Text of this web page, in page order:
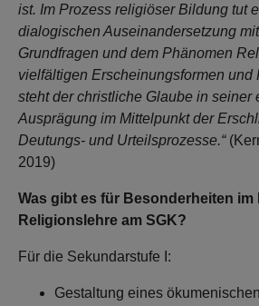
ist. Im Prozess religiöser Bildung tut
dialogischen Auseinandersetzung
Grundfragen und dem Phänomen
vielfältigen Erscheinungsformen und
steht der christliche Glaube in seiner
Ausprägung im Mittelpunkt der
Deutungs- und Urteilsprozesse.“
2019)
Was gibt es für Besonderheiten im
Religionslehre am SGK?
Für die Sekundarstufe I:
Gestaltung eines ökumenischen